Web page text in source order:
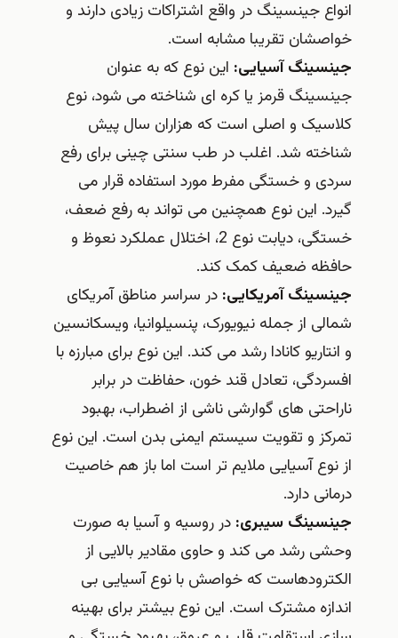
انواع جینسینگ در واقع اشتراکات زیادی دارند و
خواصشان تقریبا مشابه است.
جینسینگ آسیایی: این نوع که به عنوان
جینسینگ قرمز یا کره ای شناخته می شود، نوع
کلاسیک و اصلی است که هزاران سال پیش
شناخته شد. اغلب در طب سنتی چینی برای رفع
سردی و خستگی مفرط مورد استفاده قرار می
گیرد. این نوع همچنین می تواند به رفع ضعف،
خستگی، دیابت نوع 2، اختلال عملکرد نعوظ و
حافظه ضعیف کمک کند.
جینسینگ آمریکایی: در سراسر مناطق آمریکای
شمالی از جمله نیویورک، پنسیلوانیا، ویسکانسین
و انتاریو کانادا رشد می کند. این نوع برای مبارزه با
افسردگی، تعادل قند خون، حفاظت در برابر
ناراحتی های گوارشی ناشی از اضطراب، بهبود
تمرکز و تقویت سیستم ایمنی بدن است. این نوع
از نوع آسیایی ملایم تر است اما باز هم خاصیت
درمانی دارد.
جینسینگ سیبری: در روسیه و آسیا به صورت
وحشی رشد می کند و حاوی مقادیر بالایی از
الکترودهاست که خواصش با نوع آسیایی بی
اندازه مشترک است. این نوع بیشتر برای بهینه